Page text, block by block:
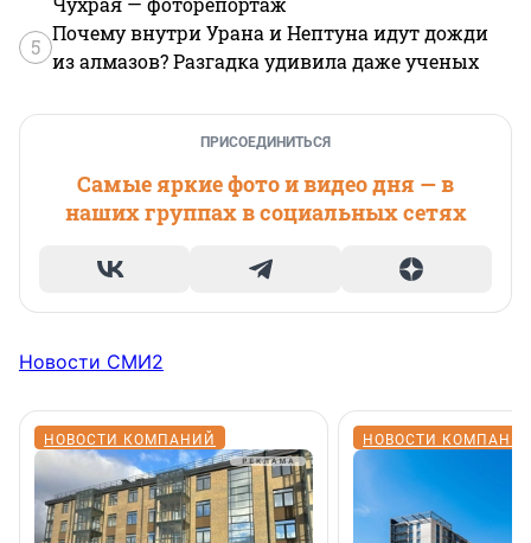
5
Почему внутри Урана и Нептуна идут дожди
из алмазов? Разгадка удивила даже ученых
ПРИСОЕДИНИТЬСЯ
Самые яркие фото и видео дня — в
наших группах в социальных сетях
Новости СМИ2
НОВОСТИ КОМПАНИЙ НОВОСТИ